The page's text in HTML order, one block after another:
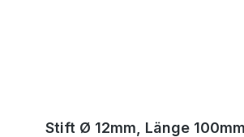
Stift Ø 12mm, Länge